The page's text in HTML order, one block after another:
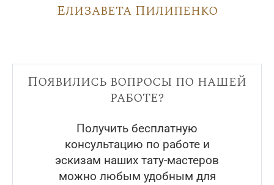
Елизавета Пилипенко
Появились вопросы по нашей
работе?
Получить бесплатную
консультацию по работе и
эскизам наших тату-мастеров
можно любым удобным для